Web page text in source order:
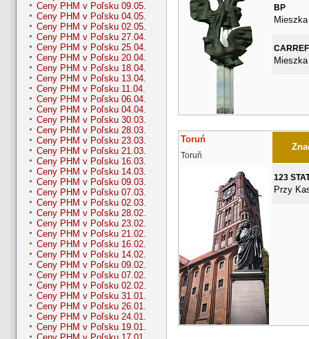
Ceny PHM v Poľsku 09.05.
Ceny PHM v Poľsku 04.05.
Ceny PHM v Poľsku 02.05.
Ceny PHM v Poľsku 27.04.
Ceny PHM v Poľsku 25.04.
Ceny PHM v Poľsku 20.04.
Ceny PHM v Poľsku 18.04.
Ceny PHM v Poľsku 13.04.
Ceny PHM v Poľsku 11.04.
Ceny PHM v Poľsku 06.04.
Ceny PHM v Poľsku 04.04.
Ceny PHM v Poľsku 30.03.
Ceny PHM v Poľsku 28.03.
Ceny PHM v Poľsku 23.03.
Ceny PHM v Poľsku 21.03.
Ceny PHM v Poľsku 16.03.
Ceny PHM v Poľsku 14.03.
Ceny PHM v Poľsku 09.03.
Ceny PHM v Poľsku 07.03.
Ceny PHM v Poľsku 02.03.
Ceny PHM v Poľsku 28.02.
Ceny PHM v Poľsku 23.02.
Ceny PHM v Poľsku 21.02.
Ceny PHM v Poľsku 16.02.
Ceny PHM v Poľsku 14.02.
Ceny PHM v Poľsku 09.02.
Ceny PHM v Poľsku 07.02.
Ceny PHM v Poľsku 02.02.
Ceny PHM v Poľsku 31.01.
Ceny PHM v Poľsku 26.01.
Ceny PHM v Poľsku 24.01.
Ceny PHM v Poľsku 19.01.
BP
Toruń
Toruň
123
Przy